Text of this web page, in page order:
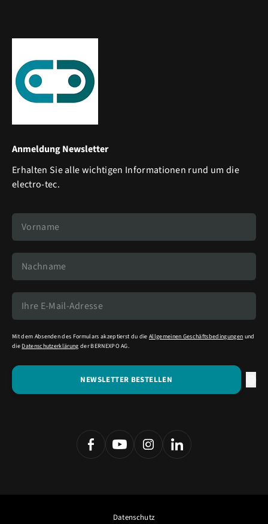
Anmeldung Newsletter
Erhalten Sie alle wichtigen Informationen rund um die
electro-tec.
Mit dem Absenden des Formulars akzeptierst du dieAllgemeinen Geschäftsbedingungen und
die Datenschutzerklärung der BERNEXPO AG.
Datenschutz